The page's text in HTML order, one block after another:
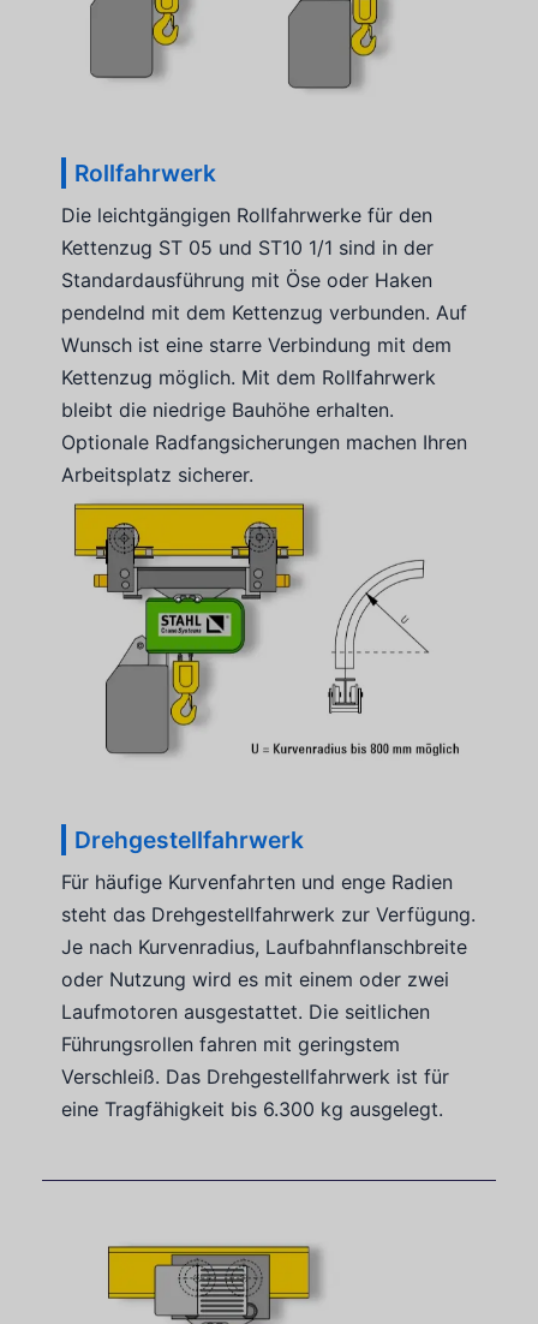
Rollfahrwerk
Die leichtgängigen Rollfahrwerke für den
Kettenzug ST 05 und ST10 1/1 sind in der
Standardausführung mit Öse oder Haken
pendelnd mit dem Kettenzug verbunden. Auf
Wunsch ist eine starre Verbindung mit dem
Kettenzug möglich. Mit dem Rollfahrwerk
bleibt die niedrige Bauhöhe erhalten.
Optionale Radfangsicherungen machen Ihren
Arbeitsplatz sicherer.
Drehgestellfahrwerk
Für häufige Kurvenfahrten und enge Radien
steht das Drehgestellfahrwerk zur Verfügung.
Je nach Kurvenradius, Laufbahnflanschbreite
oder Nutzung wird es mit einem oder zwei
Laufmotoren ausgestattet. Die seitlichen
Führungsrollen fahren mit geringstem
Verschleiß. Das Drehgestellfahrwerk ist für
eine Tragfähigkeit bis 6.300 kg ausgelegt.